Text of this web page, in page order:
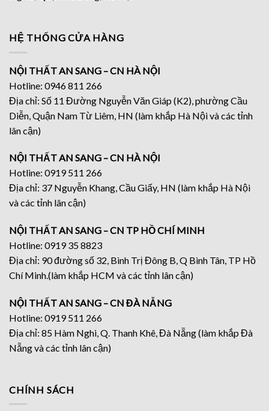
HỆ THỐNG CỬA HÀNG
NỘI THẤT AN SANG – CN HÀ NỘI
Hotline: 0946 811 266
Địa chỉ: Số 11 Đường Nguyễn Văn Giáp (K2), phường Cầu
Diễn, Quận Nam Từ Liêm, HN (làm khắp Hà Nội và các tỉnh
lân cận)
NỘI THẤT AN SANG – CN HÀ NỘI
Hotline: 0919 511 266
Địa chỉ: 37 Nguyễn Khang, Cầu Giấy, HN (làm khắp Hà Nội
và các tỉnh lân cận)
NỘI THẤT AN SANG – CN TP HỒ CHÍ MINH
Hotline: 0919 35 8823
Địa chỉ: 90 đường số 32, Bình Trị Đông B, Q Bình Tân, TP Hồ
Chí Minh.(làm khắp HCM và các tỉnh lân cận)
NỘI THẤT AN SANG – CN ĐÀ NẴNG
Hotline: 0919 511 266
Địa chỉ: 85 Hàm Nghi, Q. Thanh Khê, Đà Nẵng (làm khắp Đà
Nẵng và các tỉnh lân cận)
CHÍNH SÁCH